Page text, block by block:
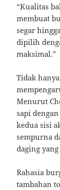
“Kualitas
membuat
segar
dipilih
maksimal.”
Tidak
Menurut
sapi
kedua sisi
sempurna
daging
Rahasia
tambahan